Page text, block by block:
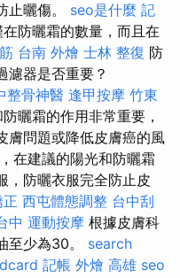
止曬傷。 seo是什麼 記
在防曬霜的數量，而且在
台南 外燴 士林 整復 防
濾器是否重要？
整骨神醫 逢甲按摩 竹東
曬霜的作用非常重要，
膚問題或降低皮膚癌的風
在建議的陽光和防曬霜
，防曬衣服完全防止皮
西屯體態調整 台中刮
中 運動按摩 根據皮膚科
至少為30。 search
記帳 外燴 高雄 seo